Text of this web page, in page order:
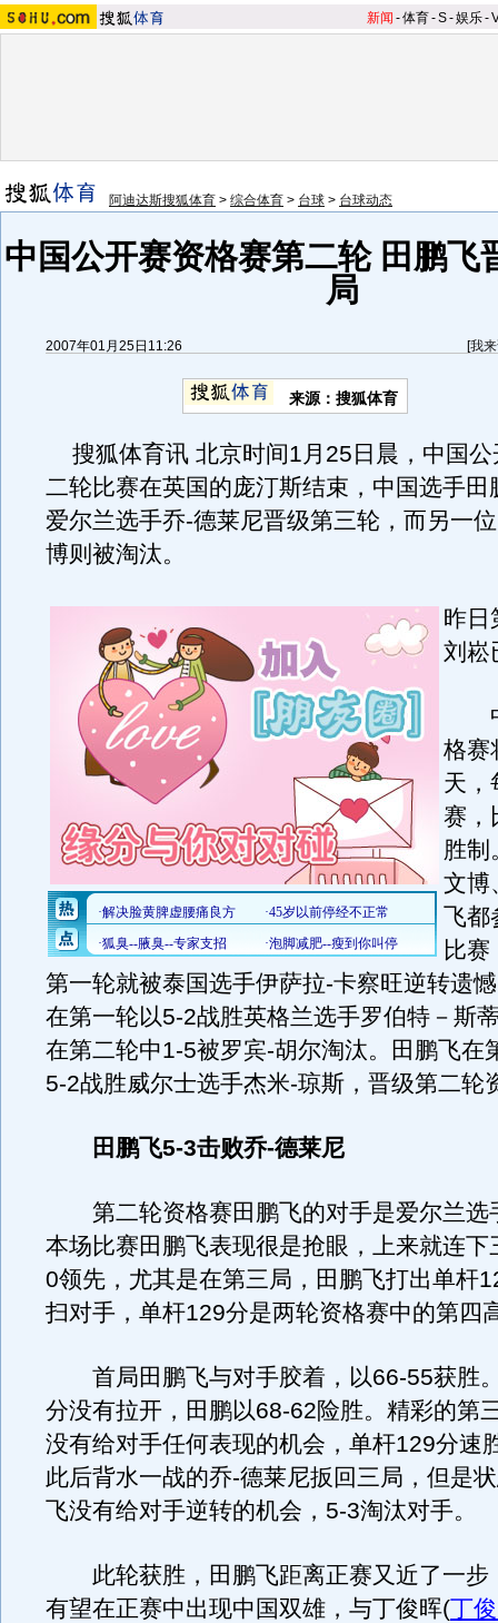
新闻 -体育-S-娱乐-
阿迪达斯搜狐体育 > 综合体育 > 台球 > 台球动态
中国公开赛资格赛第二轮 田鹏飞
局
2007年01月25日11:26 [我
来源：搜狐体育
搜狐体育讯 北京时间1月25日晨，中国公
二轮比赛在英国的庞汀斯结束，中国选手田
爱尔兰选手乔-德莱尼晋级第三轮，而另一
博则被淘汰。
昨日
刘崧
中
格赛
天，
赛，
胜制
文博
飞都
比
第一轮就被泰国选手伊萨拉-卡察旺逆转遗
在第一轮以5-2战胜英格兰选手罗伯特－斯
在第二轮中1-5被罗宾-胡尔淘汰。田鹏飞在
5-2战胜威尔士选手杰米-琼斯，晋级第二轮
田鹏飞5-3击败乔-德莱尼
第二轮资格赛田鹏飞的对手是爱尔兰选
本场比赛田鹏飞表现很是抢眼，上来就连下
0领先，尤其是在第三局，田鹏飞打出单杆
扫对手，单杆129分是两轮资格赛中的第四
首局田鹏飞与对手胶着，以66-55获胜
分没有拉开，田鹏以68-62险胜。精彩的第
没有给对手任何表现的机会，单杆129分速
此后背水一战的乔-德莱尼扳回三局，但是
飞没有给对手逆转的机会，5-3淘汰对手。
此轮获胜，田鹏飞距离正赛又近了一步
有望在正赛中出现中国双雄，与丁俊晖(丁